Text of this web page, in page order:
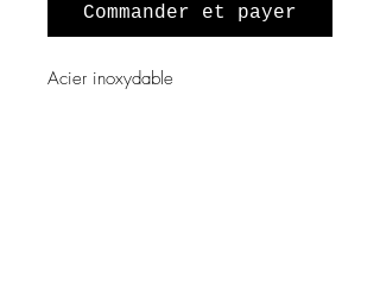
Commander et payer
Acier inoxydable